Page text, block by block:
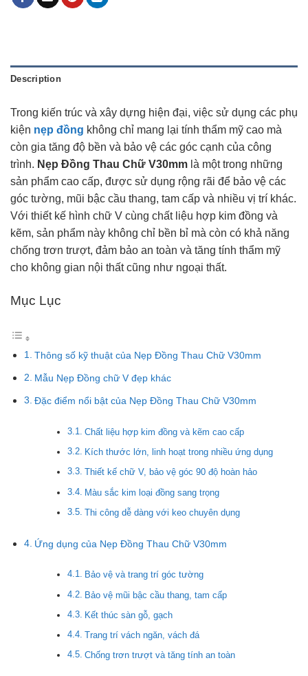
Description
Trong kiến trúc và xây dựng hiện đại, việc sử dụng các phụ
kiện nẹp đồng không chỉ mang lại tính thẩm mỹ cao mà
còn gia tăng độ bền và bảo vệ các góc cạnh của công
trình. Nẹp Đồng Thau Chữ V30mm là một trong những
sản phẩm cao cấp, được sử dụng rộng rãi để bảo vệ các
góc tường, mũi bậc cầu thang, tam cấp và nhiều vị trí khác.
Với thiết kế hình chữ V cùng chất liệu hợp kim đồng và
kẽm, sản phẩm này không chỉ bền bỉ mà còn có khả năng
chống trơn trượt, đảm bảo an toàn và tăng tính thẩm mỹ
cho không gian nội thất cũng như ngoại thất.
Mục Lục
Thông số kỹ thuật của Nẹp Đồng Thau Chữ V30mm
Mẫu Nẹp Đồng chữ V đẹp khác
Đặc điểm nổi bật của Nẹp Đồng Thau Chữ V30mm
Chất liệu hợp kim đồng và kẽm cao cấp
Kích thước lớn, linh hoạt trong nhiều ứng dụng
Thiết kế chữ V, bảo vệ góc 90 độ hoàn hảo
Màu sắc kim loại đồng sang trọng
Thi công dễ dàng với keo chuyên dụng
Ứng dụng của Nẹp Đồng Thau Chữ V30mm
Bảo vệ và trang trí góc tường
Bảo vệ mũi bậc cầu thang, tam cấp
Kết thúc sàn gỗ, gạch
Trang trí vách ngăn, vách đá
Chống trơn trượt và tăng tính an toàn